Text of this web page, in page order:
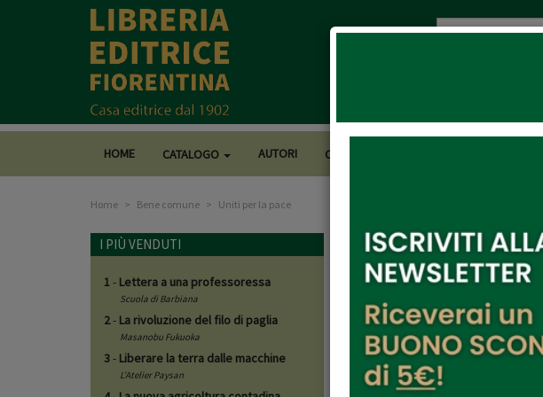
HOME CATALOGO AUTORI CASA EDITRICE
Home Bene comune Uniti per la pace
I PIÙ VENDUTI
1- Lettera a una professoressa
Scuola di Barbiana
2- La rivoluzione del filo di paglia
Masanobu Fukuoka
3- Liberare la terra dalle macchine
L'Atelier Paysan